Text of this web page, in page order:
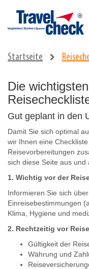
Startseite
Die
Gut geplant in den
Damit Sie sich optimal
wir Ihnen eine
Reisevorbereitungen
sich diese Seite aus und
1. Wichtig vor der
Informieren Sie sich
Einreisebestimmungen
Klima, Hygiene und
2. Rechtzeitig vor
Gültigkeit der
Währung und